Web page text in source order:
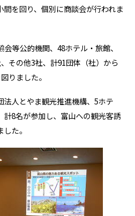
を回り、個別に商談会が行われま
等公的機関、48ホテル・旅館、
その他3社、計91団体（社）から
りました。
法人とやま観光推進機構、5ホテ
計8名が参加し、富山への観光客誘
た。